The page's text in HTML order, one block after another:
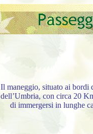
Il maneggio, situato ai bordi
dell’Umbria, con circa 20
di immergersi in lunghe